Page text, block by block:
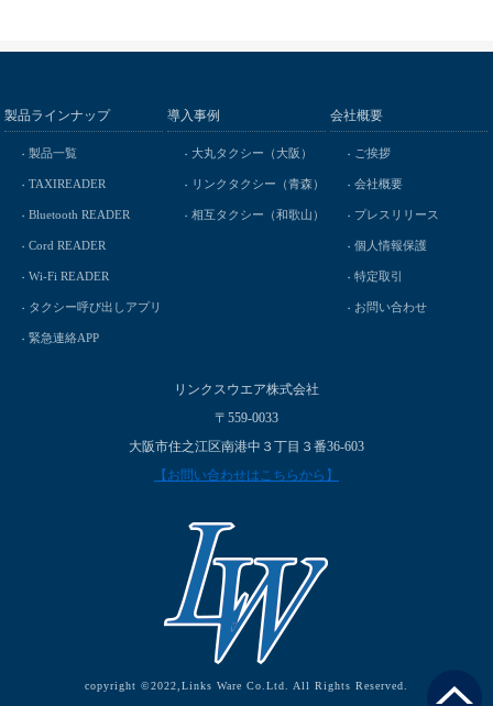
製品ラインナップ
製品一覧
TAXIREADER
Bluetooth READER
Cord READER
Wi-Fi READER
タクシー呼び出しアプリ
緊急連絡APP
導入事例
大丸タクシー（大阪）
リンクタクシー（青森）
相互タクシー（和歌山）
会社概要
ご挨拶
会社概要
プレスリリース
個人情報保護
特定取引
お問い合わせ
リンクスウエア株式会社
〒559-0033
大阪市住之江区南港中３丁目３番36-603
【お問い合わせはこちらから】
copyright ©2022,Links Ware Co.Ltd. All Rights Reserved.